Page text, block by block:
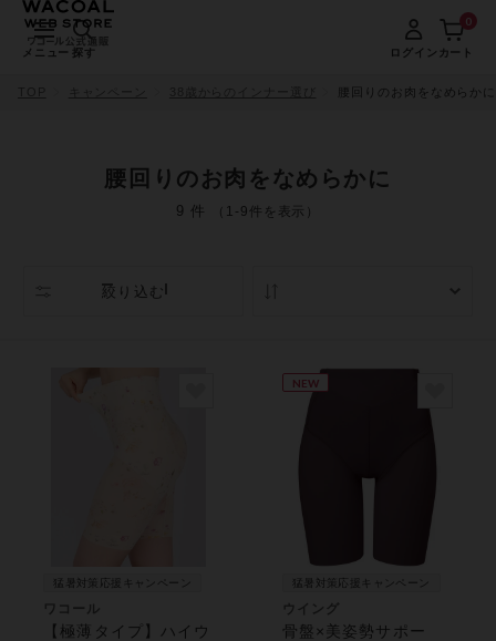
メニュー 探す ログイン カート
0
腰回りのお肉をなめらかに
腰回りのお肉をなめらかに
9 件 （1-9件を表示）
絞り込む
猛暑対策応援キャンペーン
ワコール
【極薄タイプ】ハイウ
NEW
猛暑対策応援キャンペーン
ウイング
骨盤×美姿勢サポー